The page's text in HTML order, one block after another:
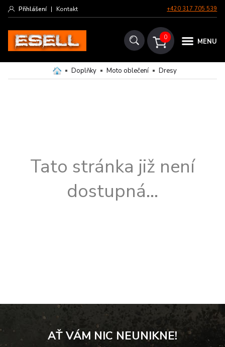
+420 317 705 539
Přihlášení | Kontakt
MENU
0
Doplňky Moto oblečení Dresy
Tato stránka již není
dostupná...
AŤ VÁM NIC NEUNIKNE!